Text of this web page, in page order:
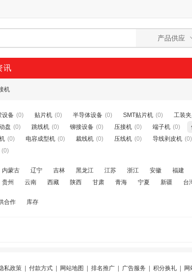
讯
机
设备 (0) 贴片机 (0) 半导体设备 (0) SMT贴片机 (0) 工装
盘 (0) 跳线机 (0) 铆接设备 (0) 压接机 (0) 端子机 (0)
(0) 电容成型机 (0) 裁线机 (0) 压线机 (0) 导线剥皮机 (0)
(0)
内蒙古 辽宁 吉林 黑龙江 江苏 浙江 安徽 福建
贵州 云南 西藏 陕西 甘肃 青海 宁夏 新疆 台
合作 库存
私政策| 付款方式| 网站地图 排名推广| 广告服务 积分换礼| 网